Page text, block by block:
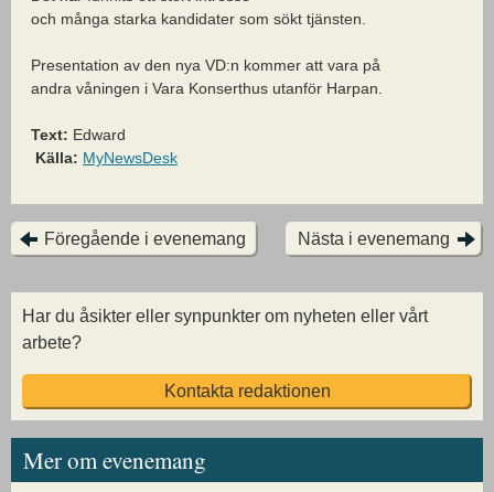
och många starka kandidater som sökt tjänsten.
Presentation av den nya VD:n kommer att vara på
andra våningen i Vara Konserthus utanför Harpan.
Text: Edward
Källa: MyNewsDesk
Föregående i evenemang Nästa i evenemang
Har du åsikter eller synpunkter om nyheten eller vårt
arbete?
Kontakta redaktionen
Mer om evenemang